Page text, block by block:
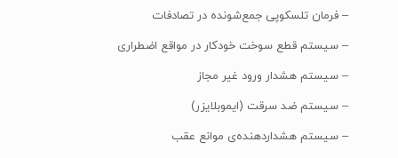
– فرمان تلسکوپی جمع‌شونده در تصادفات
– سیستم قطع سوخت خودکار در مواقع اضطراری
– سیستم هشدار ورود غیر مجاز
– سیستم ضد سرقت (ایموبلایزر)
– سیستم هشداردهنده‌ی موانع عقب